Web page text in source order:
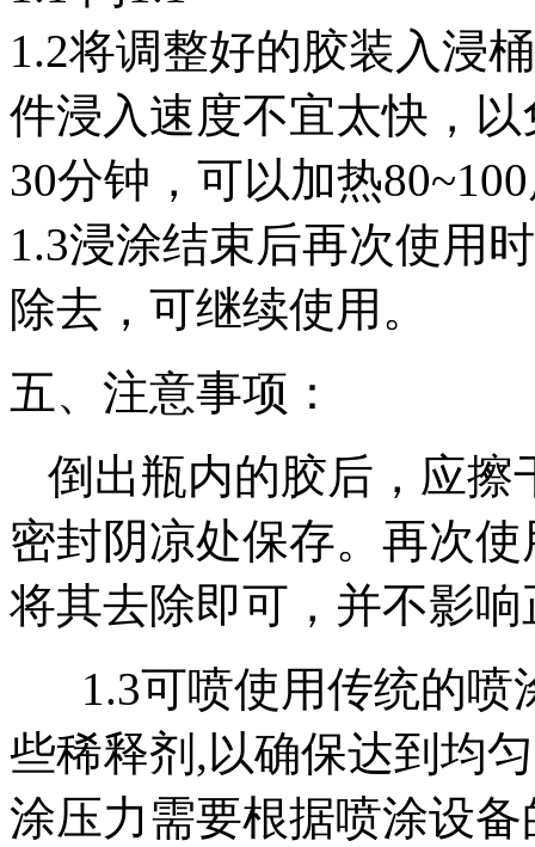
1.2将调整好的胶装入浸
件浸入速度不宜太快，
30分钟，可以加热80~100
1.3浸涂结束后再次使用
除去，可继续使用。
五、注意事项：
倒出瓶内的胶后，应擦
密封阴凉处保存。再次
将其去除即可，并不影
1.3可喷使用传统的喷
些稀释剂,以确保达到均
涂压力需要根据喷涂设